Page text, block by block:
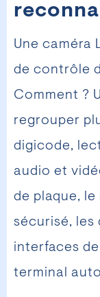
Une caméra
de contrôle
Comment ?
regrouper
digicode,
audio et
de plaque,
sécurisé, les
interfaces
terminal